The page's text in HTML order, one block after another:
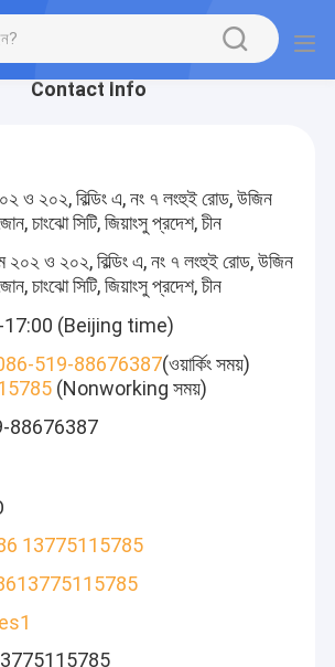
Contact Info
ও ২০২, বিল্ডিং এ, নং ৭ লংহুই রোড, উজিন
চাংঝো সিটি, জিয়াংসু প্রদেশ, চীন
২০২ ও ২০২, বিল্ডিং এ, নং ৭ লংহুই রোড, উজিন
চাংঝো সিটি, জিয়াংসু প্রদেশ, চীন
17:00 (Beijing time)
519-88676387(ওয়ার্কিং সময়)
(Nonworking সময়)
88676387
13775115785